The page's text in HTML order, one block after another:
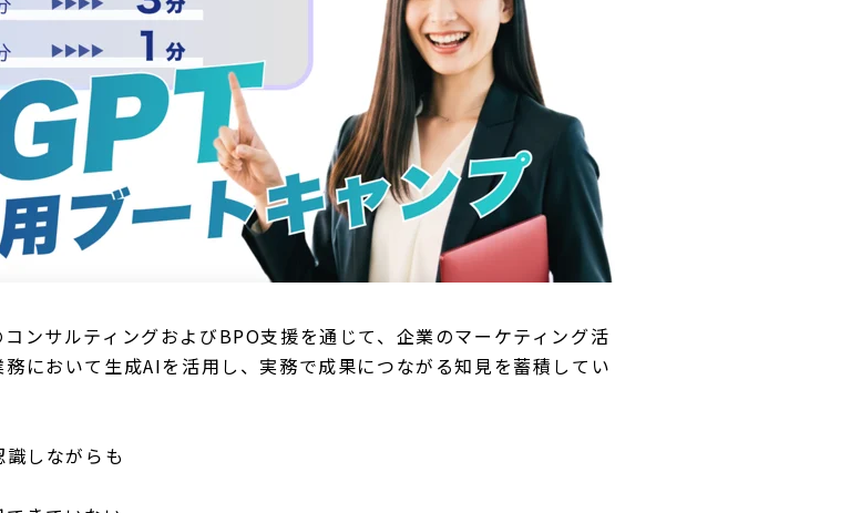
ンサルティングおよびBPO支援を通じて、企業のマーケティング活
において生成AIを活用し、実務で成果につながる知見を蓄積してい
しながらも